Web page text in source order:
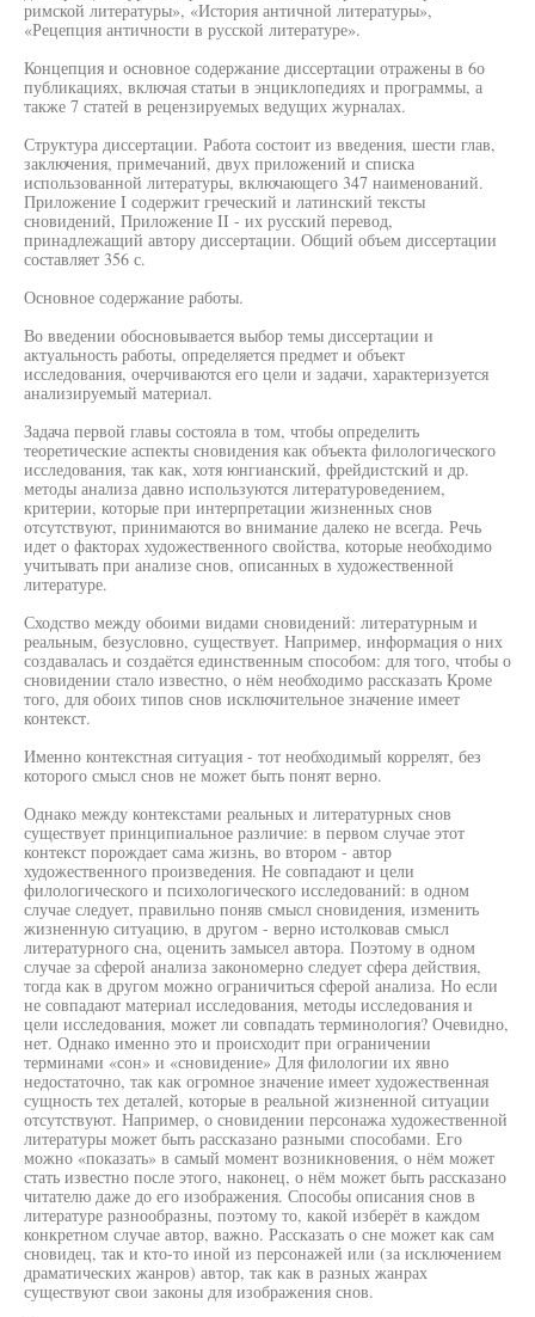
римской литературы», «История античной литературы»,
«Рецепция античности в русской литературе».
Концепция и основное содержание диссертации отражены в 6о
публикациях, включая статьи в энциклопедиях и программы, а
также 7 статей в рецензируемых ведущих журналах.
Структура диссертации. Работа состоит из введения, шести глав,
заключения, примечаний, двух приложений и списка
использованной литературы, включающего 347 наименований.
Приложение I содержит греческий и латинский тексты
сновидений, Приложение II - их русский перевод,
принадлежащий автору диссертации. Общий объем диссертации
составляет 356 с.
Основное содержание работы.
Во введении обосновывается выбор темы диссертации и
актуальность работы, определяется предмет и объект
исследования, очерчиваются его цели и задачи, характеризуется
анализируемый материал.
Задача первой главы состояла в том, чтобы определить
теоретические аспекты сновидения как объекта филологического
исследования, так как, хотя юнгианский, фрейдистский и др.
методы анализа давно используются литературоведением,
критерии, которые при интерпретации жизненных снов
отсутствуют, принимаются во внимание далеко не всегда. Речь
идет о факторах художественного свойства, которые необходимо
учитывать при анализе снов, описанных в художественной
литературе.
Сходство между обоими видами сновидений: литературным и
реальным, безусловно, существует. Например, информация о них
создавалась и создаётся единственным способом: для того, чтобы о
сновидении стало известно, о нём необходимо рассказать Кроме
того, для обоих типов снов исключительное значение имеет
контекст.
Именно контекстная ситуация - тот необходимый коррелят, без
которого смысл снов не может быть понят верно.
Однако между контекстами реальных и литературных снов
существует принципиальное различие: в первом случае этот
контекст порождает сама жизнь, во втором - автор
художественного произведения. Не совпадают и цели
филологического и психологического исследований: в одном
случае следует, правильно поняв смысл сновидения, изменить
жизненную ситуацию, в другом - верно истолковав смысл
литературного сна, оценить замысел автора. Поэтому в одном
случае за сферой анализа закономерно следует сфера действия,
тогда как в другом можно ограничиться сферой анализа. Но если
не совпадают материал исследования, методы исследования и
цели исследования, может ли совпадать терминология? Очевидно,
нет. Однако именно это и происходит при ограничении
терминами «сон» и «сновидение» Для филологии их явно
недостаточно, так как огромное значение имеет художественная
сущность тех деталей, которые в реальной жизненной ситуации
отсутствуют. Например, о сновидении персонажа художественной
литературы может быть рассказано разными способами. Его
можно «показать» в самый момент возникновения, о нём может
стать известно после этого, наконец, о нём может быть рассказано
читателю даже до его изображения. Способы описания снов в
литературе разнообразны, поэтому то, какой изберёт в каждом
конкретном случае автор, важно. Рассказать о сне может как сам
сновидец, так и кто-то иной из персонажей или (за исключением
драматических жанров) автор, так как в разных жанрах
существуют свои законы для изображения снов.